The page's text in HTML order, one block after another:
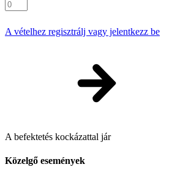
A vételhez regisztrálj vagy jelentkezz be
A befektetés kockázattal jár
Közelgő események